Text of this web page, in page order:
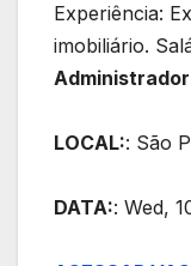
Experiência:
imobiliário.
Administrador
LOCAL:: São
DATA:: Wed,